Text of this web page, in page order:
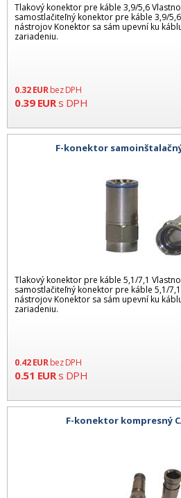
Tlakový konektor pre káble 3,9/5,6
samostlačiteľný konektor pre káble 3,9/
nástrojov Konektor sa sám upevní ku
zariadeniu.
0.32EUR bez DPH
0.39EURs DPH
F-konektor samoinštalačný
Tlakový konektor pre káble 5,1/7,1
samostlačiteľný konektor pre káble 5,1/
nástrojov Konektor sa sám upevní ku
zariadeniu.
0.42EUR bez DPH
0.51 EURs DPH
F-konektor kompresný